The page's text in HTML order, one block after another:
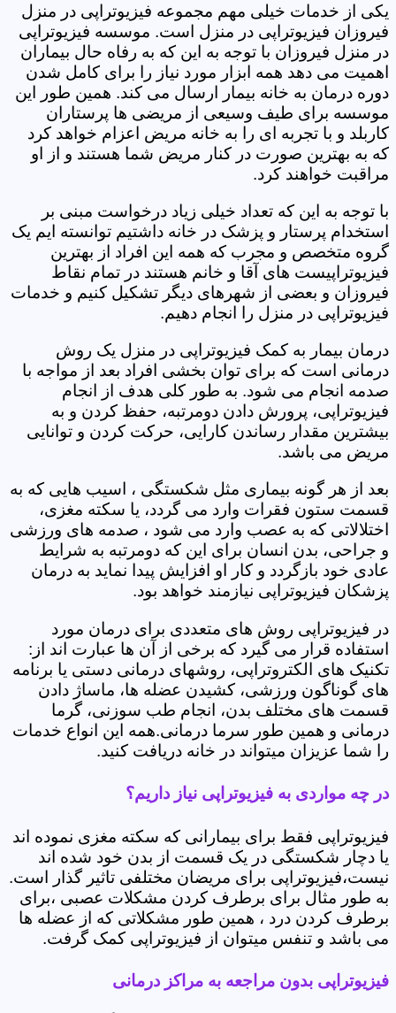
یکی از خدمات خیلی مهم مجموعه فیزیوتراپی در منزل
فیروزان فیزیوتراپی در منزل است. موسسه فیزیوتراپی
در منزل فیروزان با توجه به این که به رفاه حال بیماران
اهمیت می دهد همه ابزار مورد نیاز را برای کامل شدن
دوره درمان به خانه بیمار ارسال می کند. همین طور این
موسسه برای طیف وسیعی از مریضی ها پرستاران
کاربلد و با تجربه ای را به خانه مریض اعزام خواهد کرد
که به بهترین صورت در کنار مریض شما هستند و از او
مراقبت خواهند کرد.
با توجه به این که تعداد خیلی زیاد درخواست مبنی بر
استخدام پرستار و پزشک در خانه داشتیم توانسته ایم یک
گروه متخصص و مجرب که همه این افراد از بهترین
فیزیوتراپیست های آقا و خانم هستند در تمام نقاط
فیروزان و بعضی از شهرهای دیگر تشکیل کنیم و خدمات
فیزیوتراپی در منزل را انجام دهیم.
درمان بیمار به کمک فیزیوتراپی در منزل یک روش
درمانی است که برای توان بخشی افراد بعد از مواجه با
صدمه انجام می شود. به طور کلی هدف از انجام
فیزیوتراپی، پرورش دادن دومرتبه، حفظ کردن و به
بیشترین مقدار رساندن کارایی، حرکت کردن و توانایی
مریض می باشد.
بعد از هر گونه بیماری مثل شکستگی ، اسیب هایی که به
قسمت ستون فقرات وارد می گردد، یا سکته مغزی،
اختلالاتی که به عصب وارد می شود ، صدمه های ورزشی
و جراحی، بدن انسان برای این که دومرتبه به شرایط
عادی خود بازگردد و کار او افزایش پیدا نماید به درمان
پزشکان فیزیوتراپی نیازمند خواهد بود.
در فیزیوتراپی روش های متعددی برای درمان مورد
استفاده قرار می گیرد که برخی از آن ها عبارت اند از:
تکنیک های الکتروتراپی، روشهای درمانی دستی یا برنامه
های گوناگون ورزشی، کشیدن عضله ها، ماساژ دادن
قسمت های مختلف بدن، انجام طب سوزنی، گرما
درمانی و همین طور سرما درمانی.همه این انواع خدمات
را شما عزیزان میتواند در خانه دریافت کنید.
در چه مواردی به فیزیوتراپی نیاز داریم؟
فیزیوتراپی فقط برای بیمارانی که سکته مغزی نموده اند
یا دچار شکستگی در یک قسمت از بدن خود شده اند
نیست،فیزیوتراپی برای مریضان مختلفی تاثیر گذار است.
به طور مثال برای برطرف کردن مشکلات عصبی ،برای
برطرف کردن درد ، همین طور مشکلاتی که از عضله ها
می باشد و تنفس میتوان از فیزیوتراپی کمک گرفت.
فیزیوتراپی بدون مراجعه به مراکز درمانی